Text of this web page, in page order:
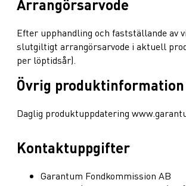
Arrangörsarvode
Efter upphandling och fastställande av
slutgiltigt arrangörsarvode i aktuell
per löptidsår).
Övrig produktinformation
Daglig produktuppdatering
Kontaktuppgifter
Garantum Fondkommission AB